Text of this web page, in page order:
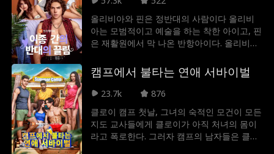
올리비아와 핀은 정반대의 사람이다 올리비
아는 모범적이고 예술을 하는 착한 아이고, 핀
은 재활원에서 막 나온 반항아이다. 올리비아
은 서로에게 끌려 하룻밤을 보내게 되고, 서로
에게 끌리고 있음을 알게 된다. 올리비아는 의
붓오빠에게 끌리는 감정을 떼어낼 수 있을 것
캠프에서 불타는 연애 서바이벌
23.7k
876
클로이 캠프 첫날, 그녀의 숙적인 모건이 모든
지도 교사들에게 클로이가 아직 처녀의 몸이
라고 폭로한다. 그러자 캠프의 남자들은 클로